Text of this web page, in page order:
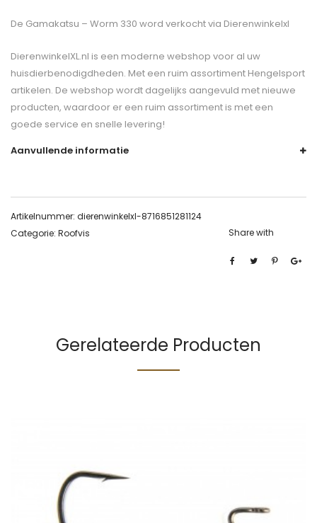
De Gamakatsu – Worm 330 word verkocht via Dierenwinkelxl
DierenwinkelXL.nl is een moderne webshop voor al uw
huisdierbenodigdheden. Met een ruim assortiment Hengelsport
artikelen. De webshop wordt dagelijks aangevuld met nieuwe
producten, waardoor er een ruim assortiment is met een
goede service en snelle levering!
Aanvullende informatie
Artikelnummer: dierenwinkelxl-8716851281124
Categorie: Roofvis Share with
Gerelateerde Producten